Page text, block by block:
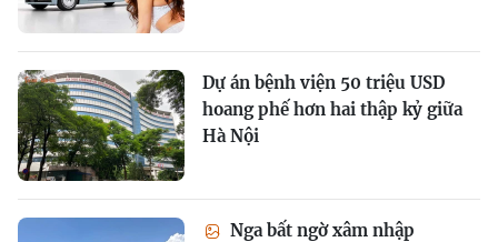
Dự án bệnh viện 50 triệu USD
hoang phế hơn hai thập kỷ giữa
Hà Nội
Nga bất ngờ xâm nhập